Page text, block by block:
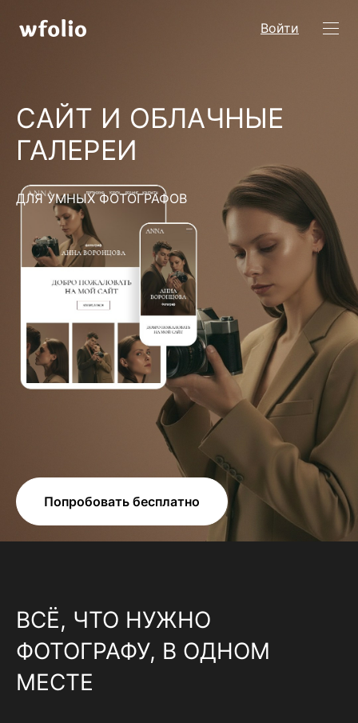
Войти
САЙТ И ОБЛАЧНЫЕ
ГАЛЕРЕИ
ДЛЯ УМНЫХ ФОТОГРАФОВ
Попробовать бесплатно
ВСЁ, ЧТО НУЖНО
ФОТОГРАФУ, В ОДНОМ
МЕСТЕ